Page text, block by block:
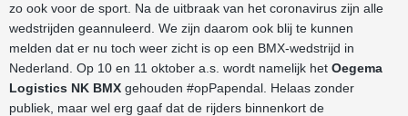
zo ook voor de sport. Na de uitbraak van het coronavirus zijn alle
wedstrijden geannuleerd. We zijn daarom ook blij te kunnen
melden dat er nu toch weer zicht is op een BMX-wedstrijd in
Nederland. Op 10 en 11 oktober a.s. wordt namelijk het Oegema
Logistics NK BMX gehouden #opPapendal. Helaas zonder
publiek, maar wel erg gaaf dat de rijders binnenkort de